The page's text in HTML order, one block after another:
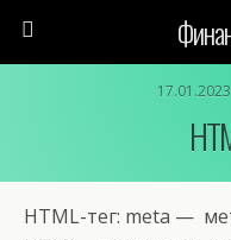
HTML-тег: meta —